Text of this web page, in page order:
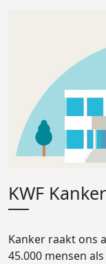
KWF
Kanker raakt ons
45.000 mensen